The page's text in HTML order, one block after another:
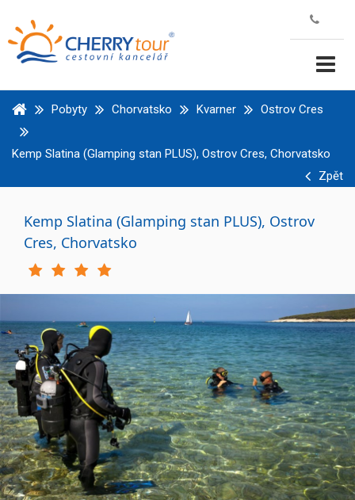
Pobyty Chorvatsko Kvarner Ostrov Cres
Kemp Slatina (Glamping stan PLUS), Ostrov Cres, Chorvatsko
Zpět
Kemp Slatina (Glamping stan PLUS), Ostrov
Cres, Chorvatsko